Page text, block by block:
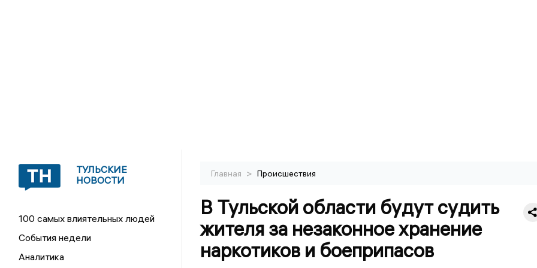
ТУЛЬСКИЕ
НОВОСТИ
100 самых влиятельных людей
События недели
Аналитика
Главная > Происшествия
В Тульской области будут судить
жителя за незаконное хранение
наркотиков и боеприпасов